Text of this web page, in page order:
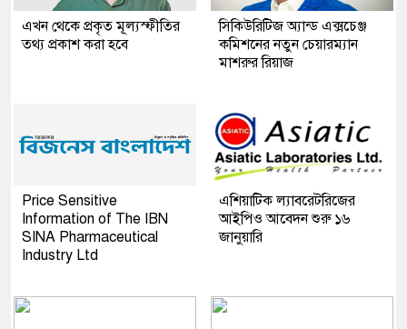
এখন থেকে প্রকৃত মূল্যস্ফীতির
তথ্য প্রকাশ করা হবে
সিকিউরিটিজ অ্যান্ড এক্সচেঞ্জ
কমিশনের নতুন চেয়ারম্যান
মাশরুর রিয়াজ
Price Sensitive
Information of The IBN
SINA Pharmaceutical
Industry Ltd
এশিয়াটিক ল্যাবরেটরিজের
আইপিও আবেদন শুরু ১৬
জানুয়ারি